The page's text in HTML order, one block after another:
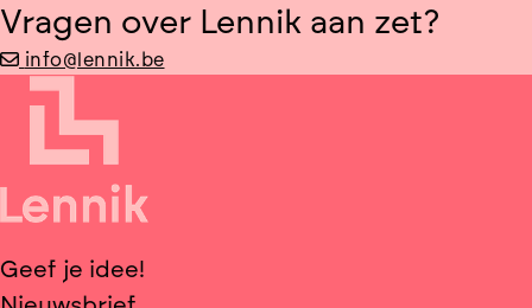
Vragen over Lennik aan zet?
info@lennik.be
Geef je idee!